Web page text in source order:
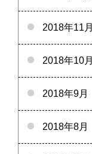
2018年11月
2018年10月
2018年9月
2018年8月